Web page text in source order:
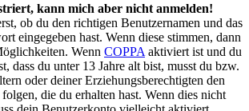
kann mich aber nicht anmelden!
ob du den richtigen Benutzernamen und das
eingegeben hast. Wenn diese stimmen, dann
Wenn COPPA aktiviert ist und du
dass du unter 13 Jahre alt bist, musst du bzw.
oder deiner Erziehungsberechtigten den
die du erhalten hast. Wenn dies nicht